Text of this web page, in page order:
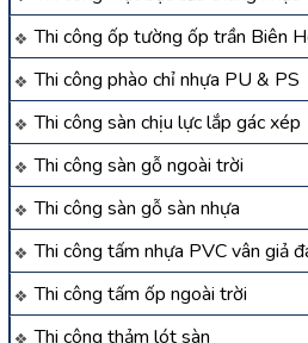
Thi công ốp tường ốp trần Biên
Thi công phào chỉ nhựa PU & PS
Thi công sàn chịu lực lắp gác xép
Thi công sàn gỗ ngoài trời
Thi công sàn gỗ sàn nhựa
Thi công tấm nhựa PVC vân giả
Thi công tấm ốp ngoài trời
Thi công thảm lót sàn